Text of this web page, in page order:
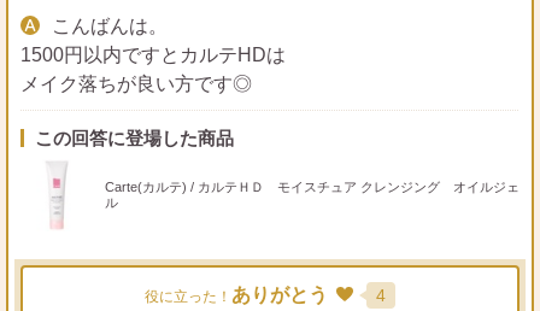
こんばんは。
1500円以内ですとカルテHDは
メイク落ちが良い方です◎
この回答に登場した商品
Carte(カルテ) / カルテＨＤ モイスチュア クレンジング オイルジェ
ル
役に立った！ ありがとう 4